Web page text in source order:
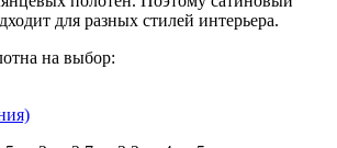
для разных стилей интерьера.
на выбор: